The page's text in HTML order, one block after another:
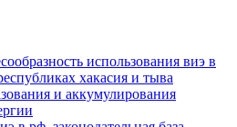
использования виэ в
хакасия и тыва
и аккумулирования